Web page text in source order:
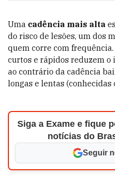
Uma cadência mais alta
do risco de lesões, um dos
quem corre com
curtos e rápidos reduzem o
ao contrário da cadência
longas e lentas (conhecidas
Siga a Exame e fique
notícias do
Seguir